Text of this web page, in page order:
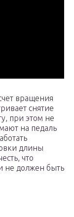
вращения
снятие
при этом не
на педаль
длины
что
не должен быть